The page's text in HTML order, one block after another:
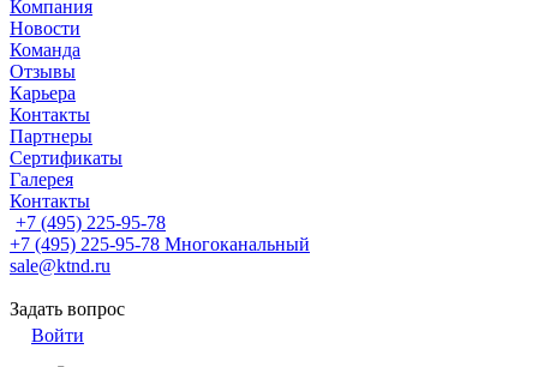
Компания
Новости
Команда
Отзывы
Карьера
Контакты
Партнеры
Сертификаты
Галерея
Контакты
+7 (495) 225-95-78
+7 (495) 225-95-78 Многоканальный
sale@ktnd.ru
Задать вопрос
Войти